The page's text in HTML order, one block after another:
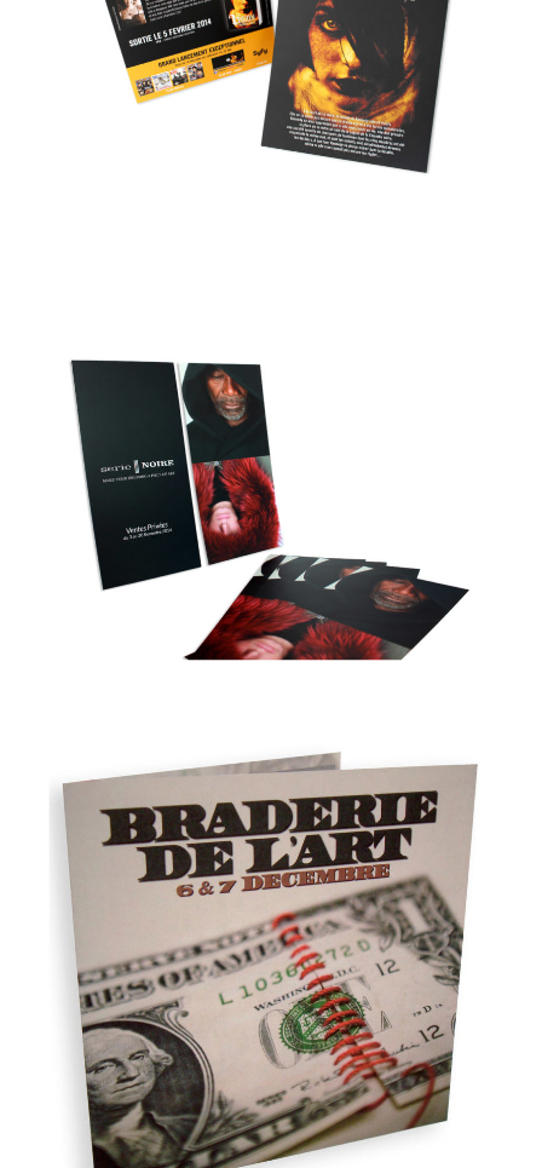
Flyer de lancement KAMI GARCIA
Flyers Série Noire
Invitation Cocoon Braderie de l’Art